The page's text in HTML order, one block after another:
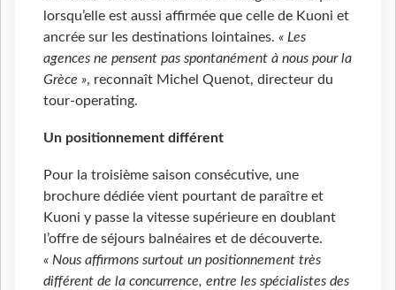
lorsqu’elle est aussi affirmée que celle de Kuoni et
ancrée sur les destinations lointaines. « Les
agences ne pensent pas spontanément à nous pour la
Grèce », reconnaît Michel Quenot, directeur du
tour-operating.
Un positionnement différent
Pour la troisième saison consécutive, une
brochure dédiée vient pourtant de paraître et
Kuoni y passe la vitesse supérieure en doublant
l’offre de séjours balnéaires et de découverte.
« Nous affirmons surtout un positionnement très
différent de la concurrence, entre les spécialistes des